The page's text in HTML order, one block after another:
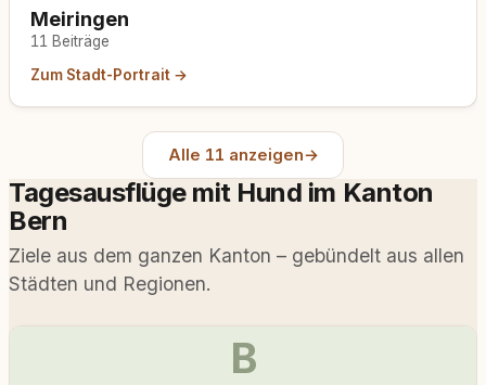
Meiringen
11 Beiträge
Zum Stadt-Portrait →
Alle 11 anzeigen→
Tagesausflüge mit Hund im Kanton
Bern
Ziele aus dem ganzen Kanton – gebündelt aus allen
Städten und Regionen.
B